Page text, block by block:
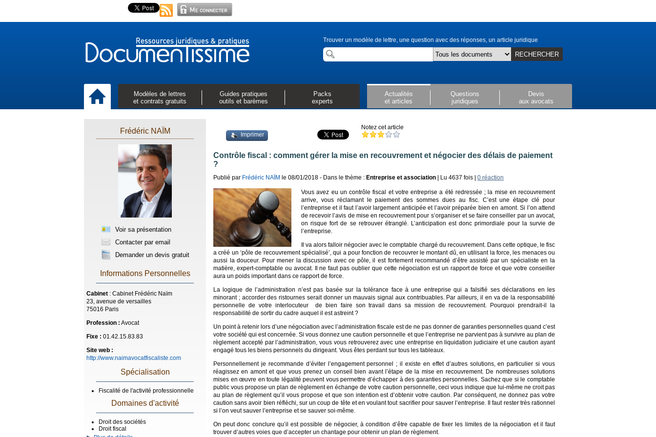
Trouver un modèle de lettre, une question avec des réponses, un article juridique
RECHERCHER
Modèles de lettres
et contrats gratuits
Guides pratiques
outils et barèmes
Packs
experts
Actualités
et articles
Questions
juridiques
Devis
aux avocats
Frédéric NAÏM
Voir sa présentation
Contacter par email
Demander un devis gratuit
Informations Personnelles
Cabinet : Cabinet Frédéric Naïm
23, avenue de versailles
75016 Paris
Profession : Avocat
Fixe : 01.42.15.83.83
Site web :
http://www.naimavocatfiscaliste.com
Spécialisation
Fiscalité de l'activité professionnelle
Domaines d'activité
Droit des sociétés
Droit fiscal
Imprimer
Notez cet article
Contrôle fiscal : comment gérer la mise en recouvrement et négocier des délais de paiement
?
Publié par Frédéric NAÏM le 08/01/2018 - Dans le thème : Entreprise et association | Lu 4637 fois | 0 réaction
Vous avez eu un contrôle fiscal et votre entreprise a été redressée ; la mise en recouvrement
arrive, vous réclamant le paiement des sommes dues au fisc. C’est une étape clé pour
l’entreprise et il faut l’avoir largement anticipée et l’avoir préparée bien en amont. Si l’on attend
de recevoir l’avis de mise en recouvrement pour s’organiser et se faire conseiller par un avocat,
on risque fort de se retrouver étranglé. L’anticipation est donc primordiale pour la survie de
l’entreprise.
Il va alors falloir négocier avec le comptable chargé du recouvrement. Dans cette optique, le fisc
a créé un ‘pôle de recouvrement spécialisé’, qui a pour fonction de recouvrer le montant dû, en utilisant la force, les menaces ou
aussi la douceur. Pour mener la discussion avec ce pôle, il est fortement recommandé d’être assisté par un spécialiste en la
matière, expert-comptable ou avocat. Il ne faut pas oublier que cette négociation est un rapport de force et que votre conseiller
aura un poids important dans ce rapport de force.
La logique de l’administration n’est pas basée sur la tolérance face à une entreprise qui a falsifié ses déclarations en les
minorant ; accorder des ristournes serait donner un mauvais signal aux contribuables. Par ailleurs, il en va de laresponsabilité
personnelle de votre interlocuteur de bien faire son travail dans sa mission de recouvrement. Pourquoi prendrait-il la
responsabilité de sortir du cadre auquel il est astreint ?
Un point à retenir lors d’une négociation avec l’administration fiscale est de ne pas donner de garanties personnelles quand c’est
votre société qui est concernée. Si vous donnez une caution personnelle et que l’entreprise ne parvient pas à survivre au plan de
règlement accepté par l’administration, vous vous retrouverez avec une entreprise en liquidation judiciaire et une caution ayant
engagé tous les biens personnels du dirigeant. Vous êtes perdant sur tous les tableaux.
Personnellement je recommande d’éviter l’engagement personnel ; il existe en effet d’autres solutions, en particulier si vous
réagissez en amont et que vous prenez un conseil bien avant l’étape de la mise en recouvrement. De nombreuses solutions
mises en œuvre en toute légalité peuvent vous permettre d’échapper à des garanties personnelles. Sachez que si le comptable
public vous propose un plan de règlement en échange de votre caution personnelle, ceci vous indique que lui-même ne croit pas
au plan de règlement qu’il vous propose et que son intention est d’obtenir votre caution. Par conséquent, ne donnez pas votre
caution sans avoir bien réfléchi, sur un coup de tête et en voulant tout sacrifier pour sauver l’entreprise. Il faut rester très rationnel
si l’on veut sauver l’entreprise et se sauver soi-même.
On peut donc conclure qu’il est possible de négocier, à condition d’être capable de fixer les limites de la négociation et il faut
trouver d’autres voies que d’accepter un chantage pour obtenir un plan de règlement.